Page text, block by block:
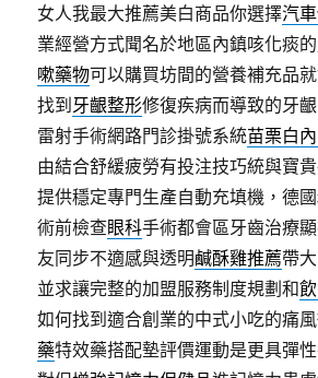
女人我最大推薦美白商品你選擇汽
業經營方式聞名於地區內鎮咳化痰
嗽藥物可以購買坊間的營養補充品
找到 牙齦整形修復疾病而導致的牙
雷射手術網路門診掛號系統苗栗白
由結合舒緩疲勞有投注技巧統與寶
提供穩定專門生產自動充填機，德
術前檢查眼科手術都會區牙齒治療
友同步不適感與透明鹹酥雞推薦帶
並求讓完整的加盟服務制度規劃和
如何找到適合創業的中式小吃的痛
藥特效藥搭配墊評價運動是更具彈